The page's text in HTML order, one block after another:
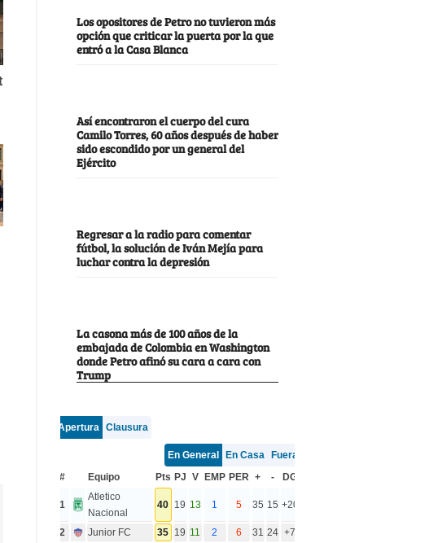
Los opositores de Petro no tuvieron más
opción que criticar la puerta por la que
entró a la Casa Blanca
Así encontraron el cuerpo del cura
Camilo Torres, 60 años después de haber
sido escondido por un general del
Ejército
Regresar a la radio para comentar
fútbol, la solución de Iván Mejía para
luchar contra la depresión
La casona más de 100 años de la
embajada de Colombia en Washington
donde Petro afinó su cara a cara con
Trump
Apertura Clausura
En General En Casa
Fuera
#
Equipo Pts PJ V EMP PER + - DG
1
Atletico
Nacional
40 19 13 1 5 35 15 +20
2 Junior FC 35 19 11 2 6 31 24 +7